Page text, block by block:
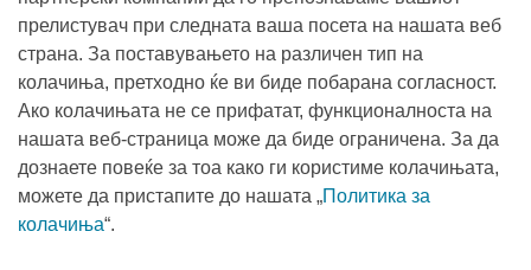
прелистувач при следната ваша посета на нашата веб
страна. За поставувањето на различен тип на
колачиња, претходно ќе ви биде побарана согласност.
Ако колачињата не се прифатат, функционалноста на
нашата веб-страница може да биде ограничена. За да
дознаете повеќе за тоа како ги користиме колачињата,
можете да пристапите до нашата „Политика за
колачиња“.